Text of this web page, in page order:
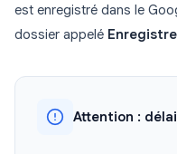
est enregistré dans le
dossier appelé
Attention :